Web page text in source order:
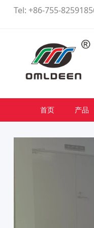
Tel: +86-755-
首页 产品